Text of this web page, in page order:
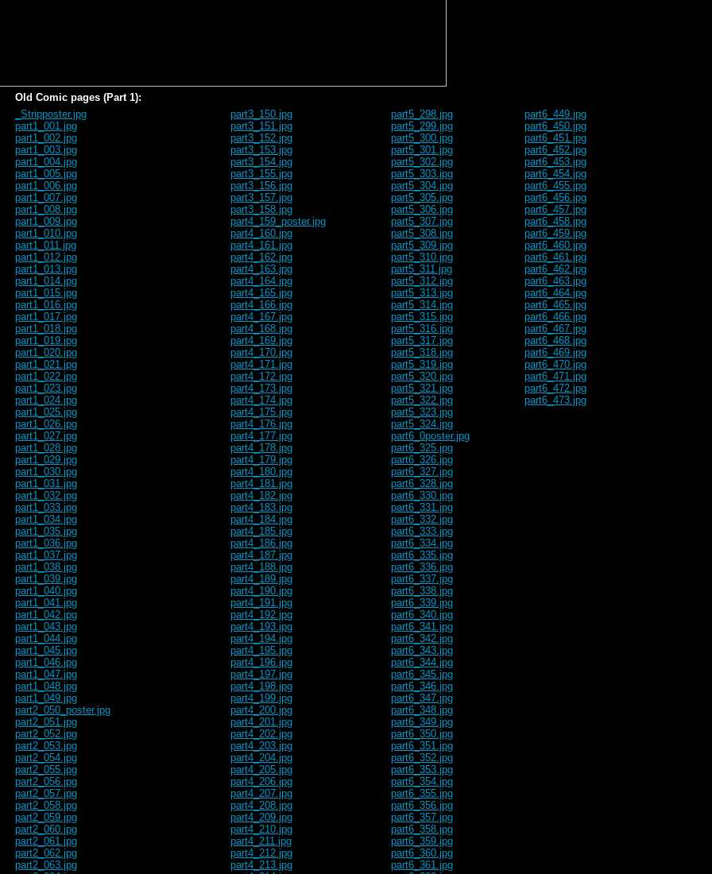
Old Comic pages (Part 1):
_Stripposter.jpg
part1_001.jpg
part1_002.jpg
part1_003.jpg
part1_004.jpg
part1_005.jpg
part1_006.jpg
part1_007.jpg
part1_008.jpg
part1_009.jpg
part1_010.jpg
part1_011.jpg
part1_012.jpg
part1_013.jpg
part1_014.jpg
part1_015.jpg
part1_016.jpg
part1_017.jpg
part1_018.jpg
part1_019.jpg
part1_020.jpg
part1_021.jpg
part1_022.jpg
part1_023.jpg
part1_024.jpg
part1_025.jpg
part1_026.jpg
part1_027.jpg
part1_028.jpg
part1_029.jpg
part1_030.jpg
part1_031.jpg
part1_032.jpg
part1_033.jpg
part1_034.jpg
part1_035.jpg
part1_036.jpg
part1_037.jpg
part1_038.jpg
part1_039.jpg
part1_040.jpg
part1_041.jpg
part1_042.jpg
part1_043.jpg
part1_044.jpg
part1_045.jpg
part1_046.jpg
part1_047.jpg
part1_048.jpg
part1_049.jpg
part2_050_poster.jpg
part2_051.jpg
part2_052.jpg
part2_053.jpg
part2_054.jpg
part2_055.jpg
part2_056.jpg
part2_057.jpg
part2_058.jpg
part2_059.jpg
part2_060.jpg
part2_061.jpg
part2_062.jpg
part2_063.jpg
part3_150.jpg
part3_151.jpg
part3_152.jpg
part3_153.jpg
part3_154.jpg
part3_155.jpg
part3_156.jpg
part3_157.jpg
part3_158.jpg
part4_159_poster.jpg
part4_160.jpg
part4_161.jpg
part4_162.jpg
part4_163.jpg
part4_164.jpg
part4_165.jpg
part4_166.jpg
part4_167.jpg
part4_168.jpg
part4_169.jpg
part4_170.jpg
part4_171.jpg
part4_172.jpg
part4_173.jpg
part4_174.jpg
part4_175.jpg
part4_176.jpg
part4_177.jpg
part4_178.jpg
part4_179.jpg
part4_180.jpg
part4_181.jpg
part4_182.jpg
part4_183.jpg
part4_184.jpg
part4_185.jpg
part4_186.jpg
part4_187.jpg
part4_188.jpg
part4_189.jpg
part4_190.jpg
part4_191.jpg
part4_192.jpg
part4_193.jpg
part4_194.jpg
part4_195.jpg
part4_196.jpg
part4_197.jpg
part4_198.jpg
part4_199.jpg
part4_200.jpg
part4_201.jpg
part4_202.jpg
part4_203.jpg
part4_204.jpg
part4_205.jpg
part4_206.jpg
part4_207.jpg
part4_208.jpg
part4_209.jpg
part4_210.jpg
part4_211.jpg
part4_212.jpg
part4_213.jpg
part5_298.jpg
part5_299.jpg
part5_300.jpg
part5_301.jpg
part5_302.jpg
part5_303.jpg
part5_304.jpg
part5_305.jpg
part5_306.jpg
part5_307.jpg
part5_308.jpg
part5_309.jpg
part5_310.jpg
part5_311.jpg
part5_312.jpg
part5_313.jpg
part5_314.jpg
part5_315.jpg
part5_316.jpg
part5_317.jpg
part5_318.jpg
part5_319.jpg
part5_320.jpg
part5_321.jpg
part5_322.jpg
part5_323.jpg
part5_324.jpg
part6_0poster.jpg
part6_325.jpg
part6_326.jpg
part6_327.jpg
part6_328.jpg
part6_330.jpg
part6_331.jpg
part6_332.jpg
part6_333.jpg
part6_334.jpg
part6_335.jpg
part6_336.jpg
part6_337.jpg
part6_338.jpg
part6_339.jpg
part6_340.jpg
part6_341.jpg
part6_342.jpg
part6_343.jpg
part6_344.jpg
part6_345.jpg
part6_346.jpg
part6_347.jpg
part6_348.jpg
part6_349.jpg
part6_350.jpg
part6_351.jpg
part6_352.jpg
part6_353.jpg
part6_354.jpg
part6_355.jpg
part6_356.jpg
part6_357.jpg
part6_358.jpg
part6_359.jpg
part6_360.jpg
part6_361.jpg
part6_449.jpg
part6_450.jpg
part6_451.jpg
part6_452.jpg
part6_453.jpg
part6_454.jpg
part6_455.jpg
part6_456.jpg
part6_457.jpg
part6_458.jpg
part6_459.jpg
part6_460.jpg
part6_461.jpg
part6_462.jpg
part6_463.jpg
part6_464.jpg
part6_465.jpg
part6_466.jpg
part6_467.jpg
part6_468.jpg
part6_469.jpg
part6_470.jpg
part6_471.jpg
part6_472.jpg
part6_473.jpg